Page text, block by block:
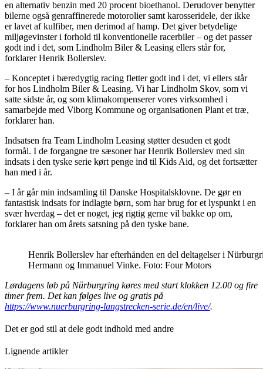
en alternativ benzin med 20 procent bioethanol. Derudover benytter
bilerne også genraffinerede motorolier samt karosseridele, der ikke
er lavet af kulfiber, men derimod af hamp. Det giver betydelige
miljøgevinster i forhold til konventionelle racerbiler – og det passer
godt ind i det, som Lindholm Biler & Leasing ellers står for,
forklarer Henrik Bollerslev.
– Konceptet i bæredygtig racing fletter godt ind i det, vi ellers står
for hos Lindholm Biler & Leasing. Vi har Lindholm Skov, som vi
satte sidste år, og som klimakompenserer vores virksomhed i
samarbejde med Viborg Kommune og organisationen Plant et træ,
forklarer han.
Indsatsen fra Team Lindholm Leasing støtter desuden et godt
formål. I de forgangne tre sæsoner har Henrik Bollerslev med sin
indsats i den tyske serie kørt penge ind til Kids Aid, og det fortsætter
han med i år.
– I år går min indsamling til Danske Hospitalsklovne. De gør en
fantastisk indsats for indlagte børn, som har brug for et lyspunkt i en
svær hverdag – det er noget, jeg rigtig gerne vil bakke op om,
forklarer han om årets satsning på den tyske bane.
Henrik Bollerslev har efterhånden en del deltagelser i
Hermann og Immanuel Vinke. Foto: Four Motors
Lørdagens løb på Nürburgring køres med start klokken 12.00 og fire
timer frem. Det kan følges live og gratis på
https://www.nuerburgring-langstrecken-serie.de/en/live/.
Det er god stil at dele godt indhold med andre
Lignende artikler